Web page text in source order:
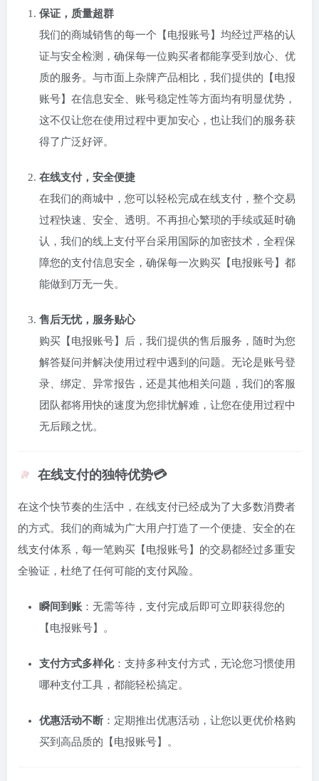
保证，质量超群
我们的商城销售的每一个【电报账号】均经过严格的认
证与安全检测，确保每一位购买者都能享受到放心、优
质的服务。与市面上杂牌产品相比，我们提供的【电报
账号】在信息安全、账号稳定性等方面均有明显优势，
这不仅让您在使用过程中更加安心，也让我们的服务获
得了广泛好评。
在线支付，安全便捷
在我们的商城中，您可以轻松完成在线支付，整个交易
过程快速、安全、透明。不再担心繁琐的手续或延时确
认，我们的线上支付平台采用国际的加密技术，全程保
障您的支付信息安全，确保每一次购买【电报账号】都
能做到万无一失。
售后无忧，服务贴心
购买【电报账号】后，我们提供的售后服务，随时为您
解答疑问并解决使用过程中遇到的问题。无论是账号登
录、绑定、异常报告，还是其他相关问题，我们的客服
团队都将用快的速度为您排忧解难，让您在使用过程中
无后顾之忧。
在线支付的独特优势💳
在这个快节奏的生活中，在线支付已经成为了大多数消费者
的方式。我们的商城为广大用户打造了一个便捷、安全的在
线支付体系，每一笔购买【电报账号】的交易都经过多重安
全验证，杜绝了任何可能的支付风险。
瞬间到账 ：无需等待，支付完成后即可立即获得您的
【电报账号】。
支付方式多样化：支持多种支付方式，无论您习惯使用
哪种支付工具，都能轻松搞定。
优惠活动不断 ：定期推出优惠活动，让您以更优价格购
买到高品质的【电报账号】。